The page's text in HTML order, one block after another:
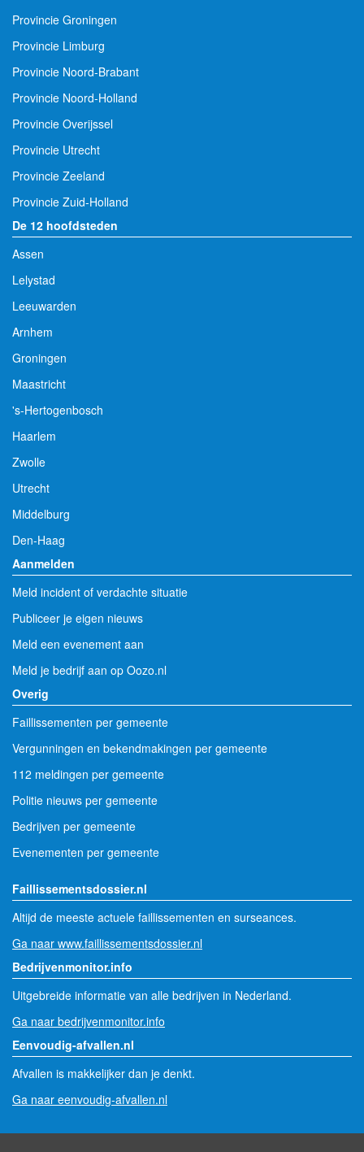
Provincie Gelderland
Provincie Groningen
Provincie Limburg
Provincie Noord-Brabant
Provincie Noord-Holland
Provincie Overijssel
Provincie Utrecht
Provincie Zeeland
Provincie Zuid-Holland
De 12 hoofdsteden
Assen
Lelystad
Leeuwarden
Arnhem
Groningen
Maastricht
's-Hertogenbosch
Haarlem
Zwolle
Utrecht
Middelburg
Den-Haag
Aanmelden
Meld incident of verdachte situatie
Publiceer je eigen nieuws
Meld een evenement aan
Meld je bedrijf aan op Oozo.nl
Overig
Faillissementen per gemeente
Vergunningen en bekendmakingen per gemeente
112 meldingen per gemeente
Politie nieuws per gemeente
Bedrijven per gemeente
Faillissementsdossier.nl
Altijd de meeste actuele faillissementen en surseances.
Ga naar www.faillissementsdossier.nl
Bedrijvenmonitor.info
Uitgebreide informatie van alle bedrijven in Nederland.
Ga naar bedrijvenmonitor.info
Eenvoudig-afvallen.nl
Afvallen is makkelijker dan je denkt.